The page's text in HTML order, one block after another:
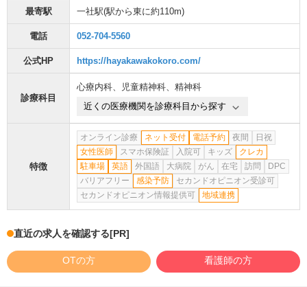
最寄駅 一社駅(駅から東に約110m)
電話 052-704-5560
公式HP https://hayakawakokoro.com/
診療科目
心療内科、 児童精神科、 精神科
近くの医療機関を診療科目から探す
特徴
オンライン診療 ネット受付 電話予約 夜間
日祝
女性医師
スマホ保険証 入院可 キッズ
クレカ
駐車場
英語 外国語 大病院 がん 在宅 訪問
DPC
バリアフリー
感染予防
セカンドオピニオン受診可
セカンドオピニオン情報提供可
地域連携
直近の求人を確認する[PR]
OTの方 看護師の方